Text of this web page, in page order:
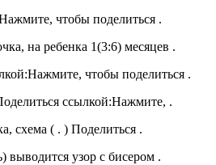
чтобы поделиться .
на ребенка 1(3:6) месяцев .
чтобы поделиться .
ссылкой:Нажмите, .
схема ( . ) Поделиться .
выводится узор с бисером .